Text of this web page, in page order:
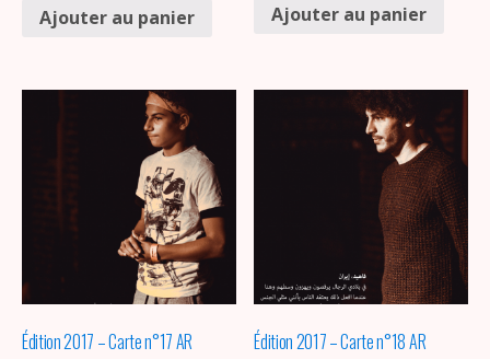
Ajouter au panier Ajouter au panier
Édition 2017 – Carte n°17 AR Édition 2017 – Carte n°18 AR